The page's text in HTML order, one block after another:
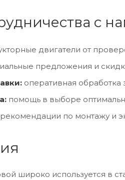
с
двигатели от
предложения и
оперативная обработка
помощь в выборе
рекомендации по монтажу и
широко используется в